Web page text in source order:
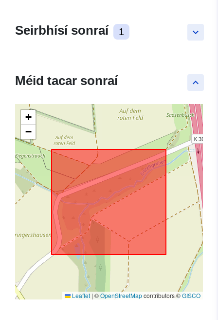
keyboard_arrow_down
Seirbhísí sonraí 1
keyboard_arrow_up
Méid tacar sonraí
+
−
Leaflet | ©OpenStreetMapcontributors ©GISCO